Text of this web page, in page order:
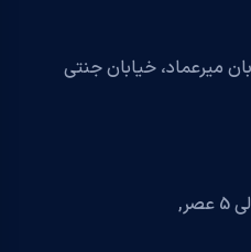
میرعماد، خیابان جنتی